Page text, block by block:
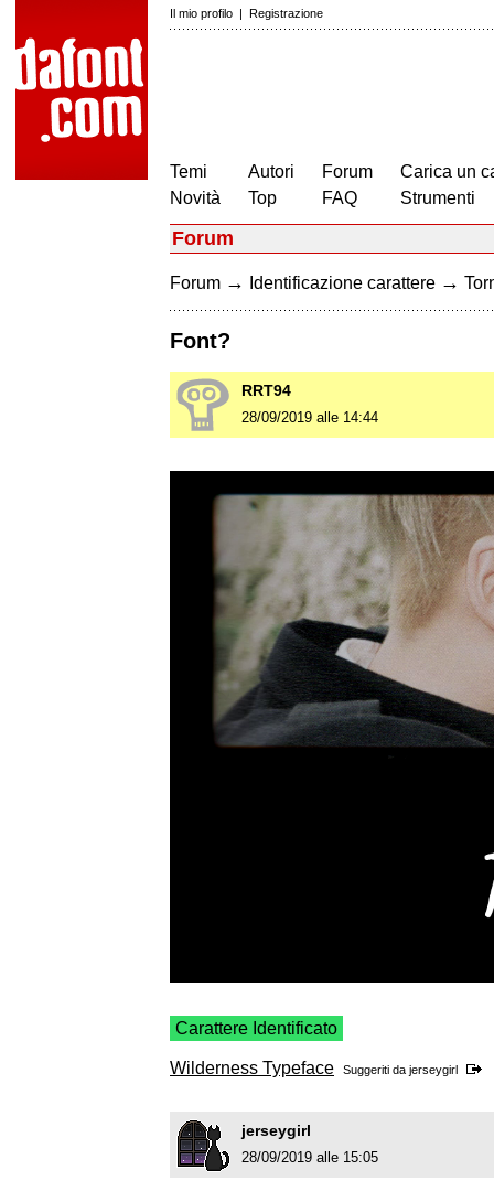
Il mio profilo | Registrazione
Temi
Novità
Autori
Top
Forum
FAQ
Carica un
Strumenti
Forum
Forum → Identificazione carattere →
Font?
RRT94
28/09/2019 alle 14:44
Carattere Identificato
Wilderness Typeface Suggeriti da jerseygirl
jerseygirl
28/09/2019 alle 15:05